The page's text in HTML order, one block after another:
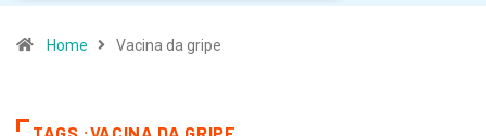
Home Vacina da gripe
TAGS :VACINA DA GRIPE